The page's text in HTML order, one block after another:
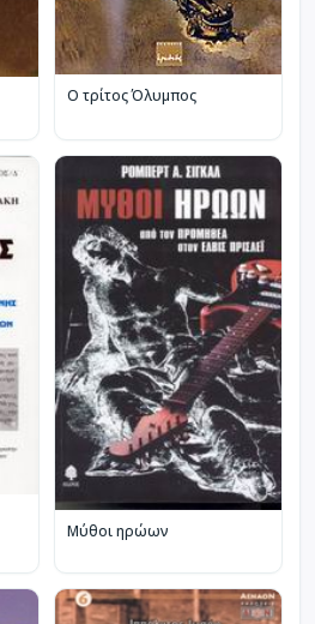
Ο τρίτος Όλυμπος
Μύθοι ηρώων